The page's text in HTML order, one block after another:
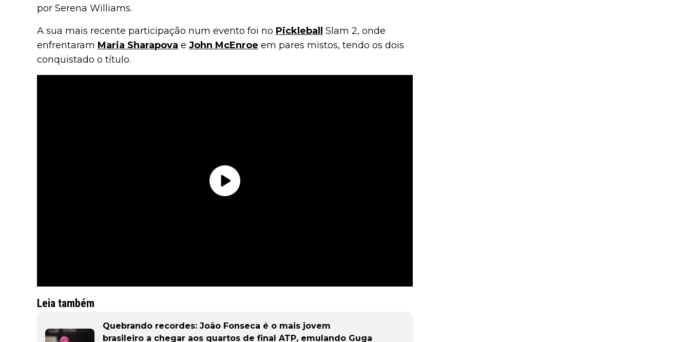
por Serena Williams.
A sua mais recente participação num evento foi no Pickleball Slam 2, onde
enfrentaram Maria Sharapova e John McEnroe em pares mistos, tendo os dois
conquistado o título.
Leia também
Quebrando recordes: João Fonseca é o mais jovem
brasileiro a chegar aos quartos de final ATP, emulando Guga